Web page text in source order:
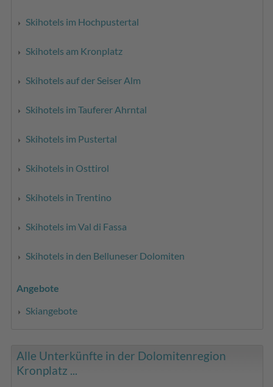
Skihotels im Hochpustertal
Skihotels am Kronplatz
Skihotels auf der Seiser Alm
Skihotels im Tauferer Ahrntal
Skihotels im Pustertal
Skihotels in Osttirol
Skihotels in Trentino
Skihotels im Val di Fassa
Skihotels in den Belluneser Dolomiten
Angebote
Skiangebote
Alle Unterkünfte in der Dolomitenregion
Kronplatz ...